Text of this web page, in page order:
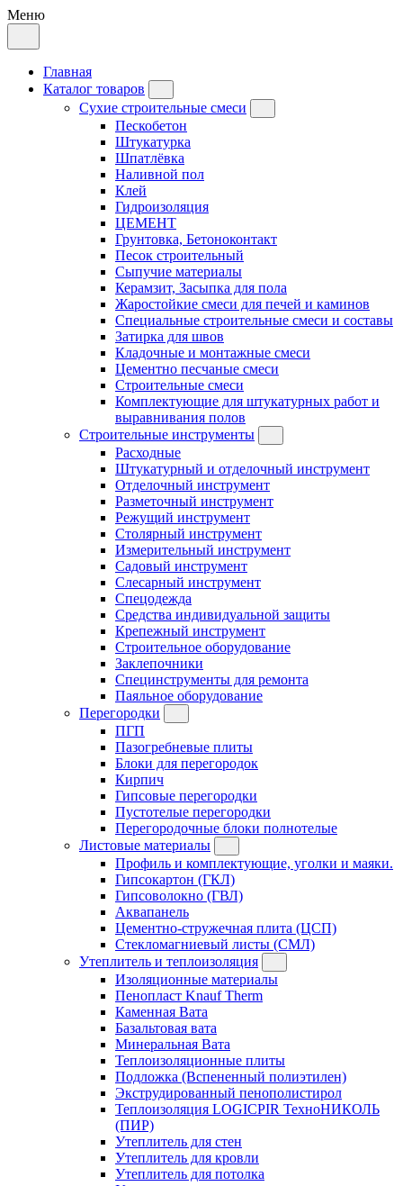
Меню
Главная
Каталог товаров
Сухие строительные смеси
Пескобетон
Штукатурка
Шпатлёвка
Наливной пол
Клей
Гидроизоляция
ЦЕМЕНТ
Грунтовка, Бетоноконтакт
Песок строительный
Сыпучие материалы
Керамзит, Засыпка для пола
Жаростойкие смеси для печей и каминов
Специальные строительные смеси и составы
Затирка для швов
Кладочные и монтажные смеси
Цементно песчаные смеси
Строительные смеси
Комплектующие для штукатурных работ и
выравнивания полов
Строительные инструменты
Расходные
Штукатурный и отделочный инструмент
Отделочный инструмент
Разметочный инструмент
Режущий инструмент
Столярный инструмент
Измерительный инструмент
Садовый инструмент
Слесарный инструмент
Спецодежда
Средства индивидуальной защиты
Крепежный инструмент
Строительное оборудование
Заклепочники
Специнструменты для ремонта
Паяльное оборудование
Перегородки
ПГП
Пазогребневые плиты
Блоки для перегородок
Кирпич
Гипсовые перегородки
Пустотелые перегородки
Перегородочные блоки полнотелые
Листовые материалы
Профиль и комплектующие, уголки и маяки.
Гипсокартон (ГКЛ)
Гипсоволокно (ГВЛ)
Аквапанель
Цементно-стружечная плита (ЦСП)
Стекломагниевый листы (СМЛ)
Утеплитель и теплоизоляция
Изоляционные материалы
Пенопласт Knauf Therm
Каменная Вата
Базальтовая вата
Минеральная Вата
Теплоизоляционные плиты
Подложка (Вспененный полиэтилен)
Экструдированный пенополистирол
Теплоизоляция LOGICPIR ТехноНИКОЛЬ
(ПИР)
Утеплитель для стен
Утеплитель для кровли
Утеплитель для потолка